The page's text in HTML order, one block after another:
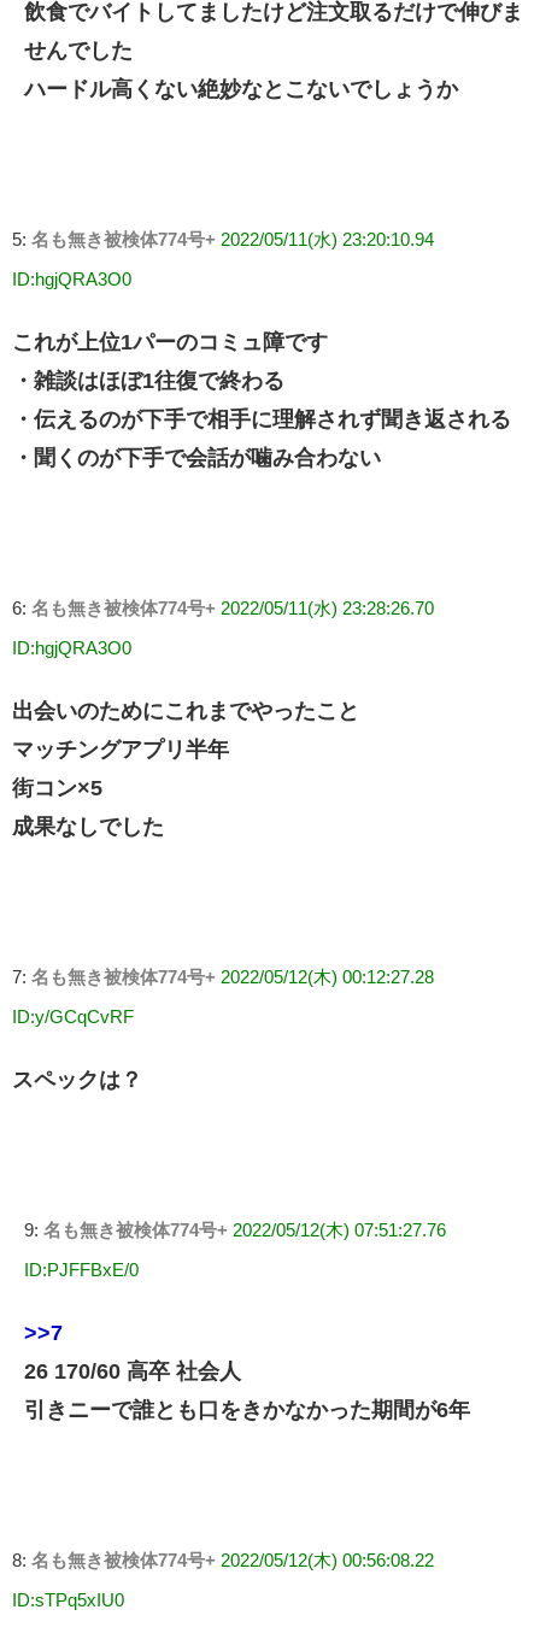
飲食でバイトしてましたけど注文取るだけで伸びま
せんでした
ハードル高くない絶妙なとこないでしょうか
5: 名も無き被検体774号+ 2022/05/11(水) 23:20:10.94
ID:hgjQRA3O0
これが上位1パーのコミュ障です
・雑談はほぼ1往復で終わる
・伝えるのが下手で相手に理解されず聞き返される
・聞くのが下手で会話が噛み合わない
6: 名も無き被検体774号+ 2022/05/11(水) 23:28:26.70
ID:hgjQRA3O0
出会いのためにこれまでやったこと
マッチングアプリ半年
街コン×5
成果なしでした
7: 名も無き被検体774号+ 2022/05/12(木) 00:12:27.28
ID:y/GCqCvRF
スペックは？
9: 名も無き被検体774号+ 2022/05/12(木) 07:51:27.76
ID:PJFFBxE/0
>>7
26 170/60 高卒 社会人
引きニーで誰とも口をきかなかった期間が6年
8: 名も無き被検体774号+ 2022/05/12(木) 00:56:08.22
ID:sTPq5xIU0